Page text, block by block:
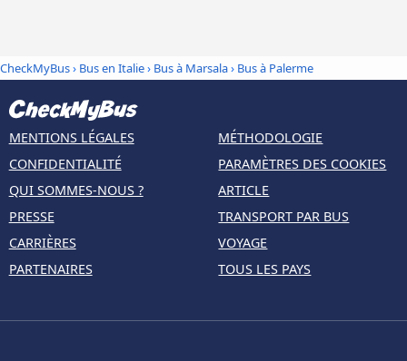
CheckMyBus› Bus en Italie› Bus à Marsala› Bus à Palerme
MENTIONS LÉGALES
CONFIDENTIALITÉ
QUI SOMMES-NOUS ?
PRESSE
CARRIÈRES
PARTENAIRES
MÉTHODOLOGIE
PARAMÈTRES DES COOKIES
ARTICLE
TRANSPORT PAR BUS
VOYAGE
TOUS LES PAYS